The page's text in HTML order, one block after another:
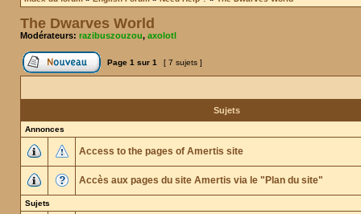
The Dwarves World
Modérateurs: razibuszouzou, axolotl
Page 1 sur 1 [ 7 sujets ]
Sujets
Annonces
Access to the pages of Amertis site
Accès aux pages du site Amertis via le "Plan du site"
Sujets